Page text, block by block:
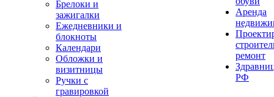
Брелоки и
зажигалки
Ежедневники и
блокноты
Календари
Обложки и
визитницы
Ручки с
гравировкой
Аренда
ремонт
РФ